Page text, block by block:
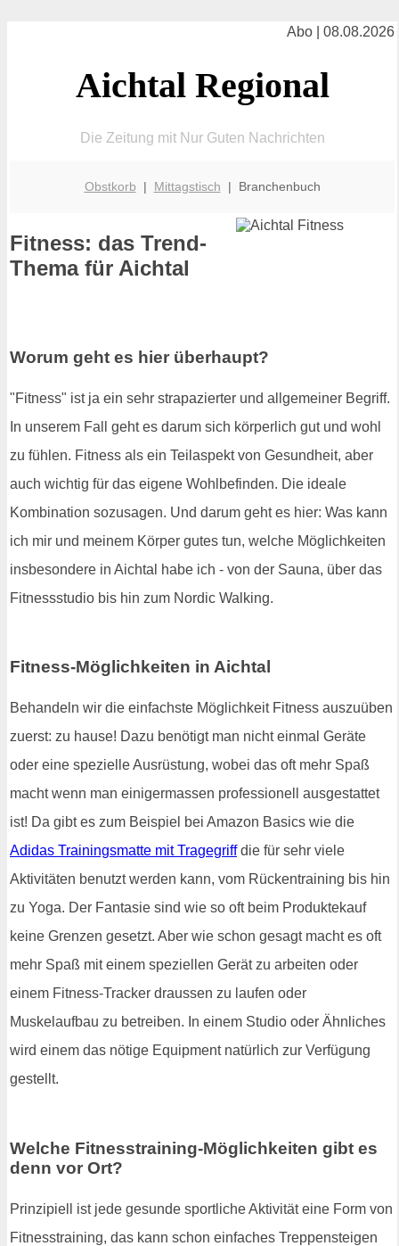
Abo | 08.08.2026
Aichtal Regional
Die Zeitung mit Nur Guten Nachrichten
Obstkorb | Mittagstisch | Branchenbuch
Fitness: das Trend-
Thema für Aichtal
Worum geht es hier überhaupt?
"Fitness" ist ja ein sehr strapazierter und allgemeiner Begriff.
In unserem Fall geht es darum sich körperlich gut und wohl
zu fühlen. Fitness als ein Teilaspekt von Gesundheit, aber
auch wichtig für das eigene Wohlbefinden. Die ideale
Kombination sozusagen. Und darum geht es hier: Was kann
ich mir und meinem Körper gutes tun, welche Möglichkeiten
insbesondere in Aichtal habe ich - von der Sauna, über das
Fitnessstudio bis hin zum Nordic Walking.
Fitness-Möglichkeiten in Aichtal
Behandeln wir die einfachste Möglichkeit Fitness auszuüben
zuerst: zu hause! Dazu benötigt man nicht einmal Geräte
oder eine spezielle Ausrüstung, wobei das oft mehr Spaß
macht wenn man einigermassen professionell ausgestattet
ist! Da gibt es zum Beispiel bei Amazon Basics wie die
Adidas Trainingsmatte mit Tragegriffdie für sehr viele
Aktivitäten benutzt werden kann, vom Rückentraining bis hin
zu Yoga. Der Fantasie sind wie so oft beim Produktekauf
keine Grenzen gesetzt. Aber wie schon gesagt macht es oft
mehr Spaß mit einem speziellen Gerät zu arbeiten oder
einem Fitness-Tracker draussen zu laufen oder
Muskelaufbau zu betreiben. In einem Studio oder Ähnliches
wird einem das nötige Equipment natürlich zur Verfügung
gestellt.
Welche Fitnesstraining-Möglichkeiten gibt es
denn vor Ort?
Prinzipiell ist jede gesunde sportliche Aktivität eine Form von
Fitnesstraining, das kann schon einfaches Treppensteigen